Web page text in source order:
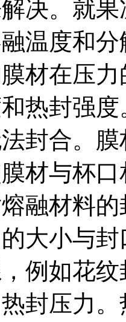
决。就
温度和
材在压
热封强
封合。
材与杯
融材料
大小与
例如花
封压力